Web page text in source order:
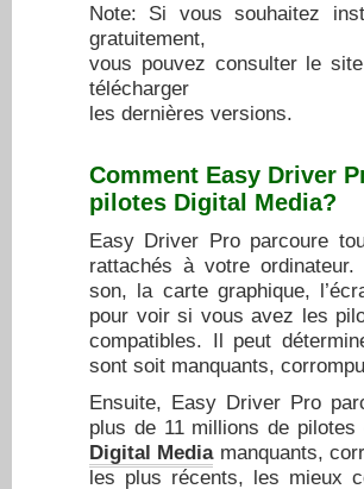
Note: Si vous souhaitez
gratuitement,
vous pouvez consulter le
télécharger
les dernières versions.
Comment Easy Driver
pilotes Digital Media?
Easy Driver Pro parcoure
rattachés à votre
son, la carte graphique,
pour voir si vous avez les
compatibles. Il peut
sont soit manquants,
Ensuite, Easy Driver Pro
plus de 11 millions de
Digital Mediamanquants,
les plus récents, les mieux